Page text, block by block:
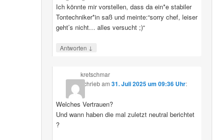
Ich könnte mir vorstellen, dass da ein*e stabiler
Tontechniker*in saß und meinte:“sorry chef, leiser
geht’s nicht… alles versucht ;)“
Antworten ↓
kretschmar
schriebam 31. Juli 2025 um 09:36 Uhr:
Welches Vertrauen?
Und wann haben die mal zuletzt neutral berichtet
?